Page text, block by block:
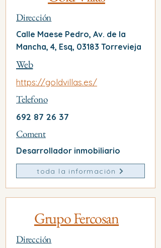
Dirección
Calle Maese Pedro, Av. de la
Mancha, 4, Esq, 03183 Torrevieja
Web
https://goldvillas.es/
Telefono
692 87 26 37
Coment
Desarrollador inmobiliario
toda la información
Grupo Fercosan
Dirección